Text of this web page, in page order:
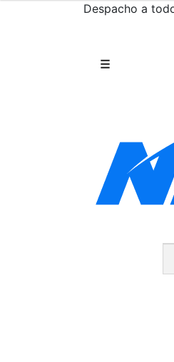
Saltar al contenidoDespacho a
☰